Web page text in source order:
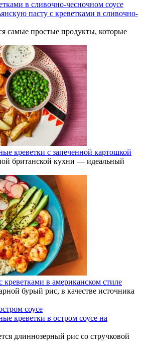
пасту с креветками в сливочно-
самые простые продукты, которые
креветки с запеченной картошкой
британской кухни — идеальный
креветками в американском стиле
бурый рис, в качестве источника
креветки в остром соусе на
длиннозерный рис со стручковой